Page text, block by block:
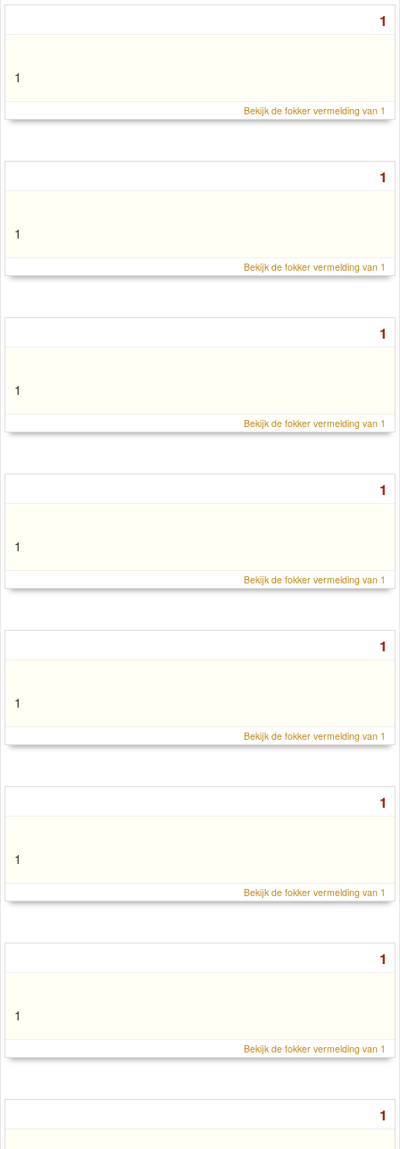
1
1
Bekijk de fokker vermelding van 1
1
1
Bekijk de fokker vermelding van 1
1
1
Bekijk de fokker vermelding van 1
1
1
Bekijk de fokker vermelding van 1
1
1
Bekijk de fokker vermelding van 1
1
1
Bekijk de fokker vermelding van 1
1
1
Bekijk de fokker vermelding van 1
1